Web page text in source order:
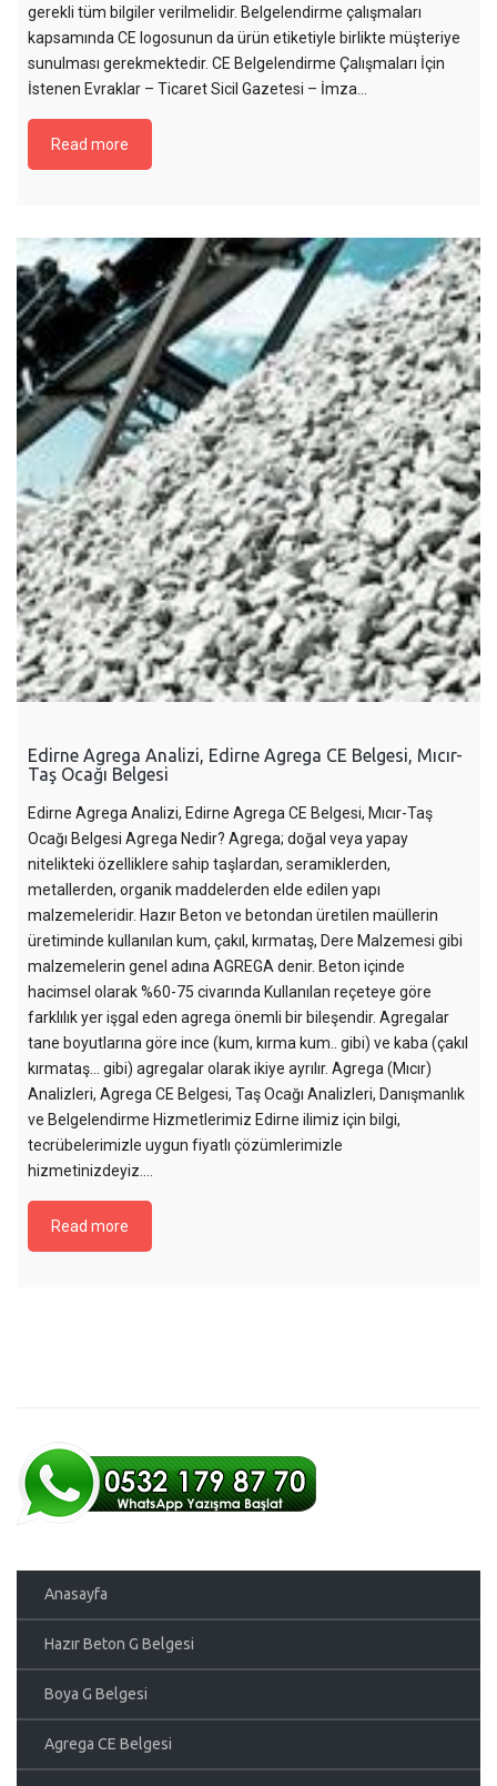
gerekli tüm bilgiler verilmelidir. Belgelendirme çalışmaları
kapsamında CE logosunun da ürün etiketiyle birlikte müşteriye
sunulması gerekmektedir. CE Belgelendirme Çalışmaları İçin
İstenen Evraklar – Ticaret Sicil Gazetesi – İmza…
Read more
Edirne Agrega Analizi, Edirne Agrega CE Belgesi, Mıcır-
Taş Ocağı Belgesi
Edirne Agrega Analizi, Edirne Agrega CE Belgesi, Mıcır-Taş
Ocağı Belgesi Agrega Nedir? Agrega; doğal veya yapay
nitelikteki özelliklere sahip taşlardan, seramiklerden,
metallerden, organik maddelerden elde edilen yapı
malzemeleridir. Hazır Beton ve betondan üretilen maüllerin
üretiminde kullanılan kum, çakıl, kırmataş, Dere Malzemesi gibi
malzemelerin genel adına AGREGA denir. Beton içinde
hacimsel olarak %60-75 civarında Kullanılan reçeteye göre
farklılık yer işgal eden agrega önemli bir bileşendir. Agregalar
tane boyutlarına göre ince (kum, kırma kum.. gibi) ve kaba (çakıl
kırmataş… gibi) agregalar olarak ikiye ayrılır. Agrega (Mıcır)
Analizleri, Agrega CE Belgesi, Taş Ocağı Analizleri, Danışmanlık
ve Belgelendirme Hizmetlerimiz Edirne ilimiz için bilgi,
tecrübelerimizle uygun fiyatlı çözümlerimizle
hizmetinizdeyiz....
Read more
Anasayfa
Hazır Beton G Belgesi
Boya G Belgesi
Agrega CE Belgesi